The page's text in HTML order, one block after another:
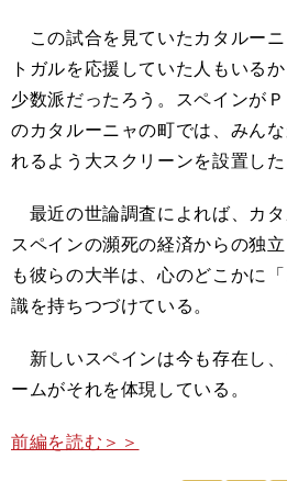
この試合を見ていたカタルー
トガルを応援していた人もいる
少数派だったろう。スペインが
のカタルーニャの町では、みん
れるよう大スクリーンを設置した
最近の世論調査によれば、カ
スペインの瀕死の経済からの独
も彼らの大半は、心のどこかに
識を持ちつづけている。
新しいスペインは今も存在し
ームがそれを体現している。
前編を読む＞＞